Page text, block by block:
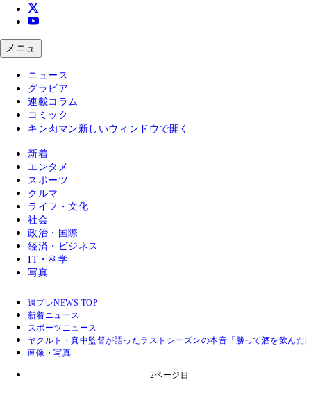
メニュ
ニュース
グラビア
連載コラム
コミック
キン肉マン 新しいウィンドウで開く
新着
エンタメ
スポーツ
クルマ
ライフ・文化
社会
政治・国際
経済・ビジネス
IT・科学
写真
週プレNEWS TOP
新着ニュース
スポーツニュース
ヤクルト・真中監督が語ったラストシーズンの本音「勝って酒を飲んだ
画像・写真
2ページ目